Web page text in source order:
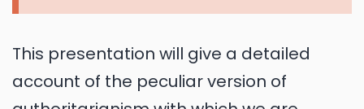
This presentation will give a detailed
account of the peculiar version of